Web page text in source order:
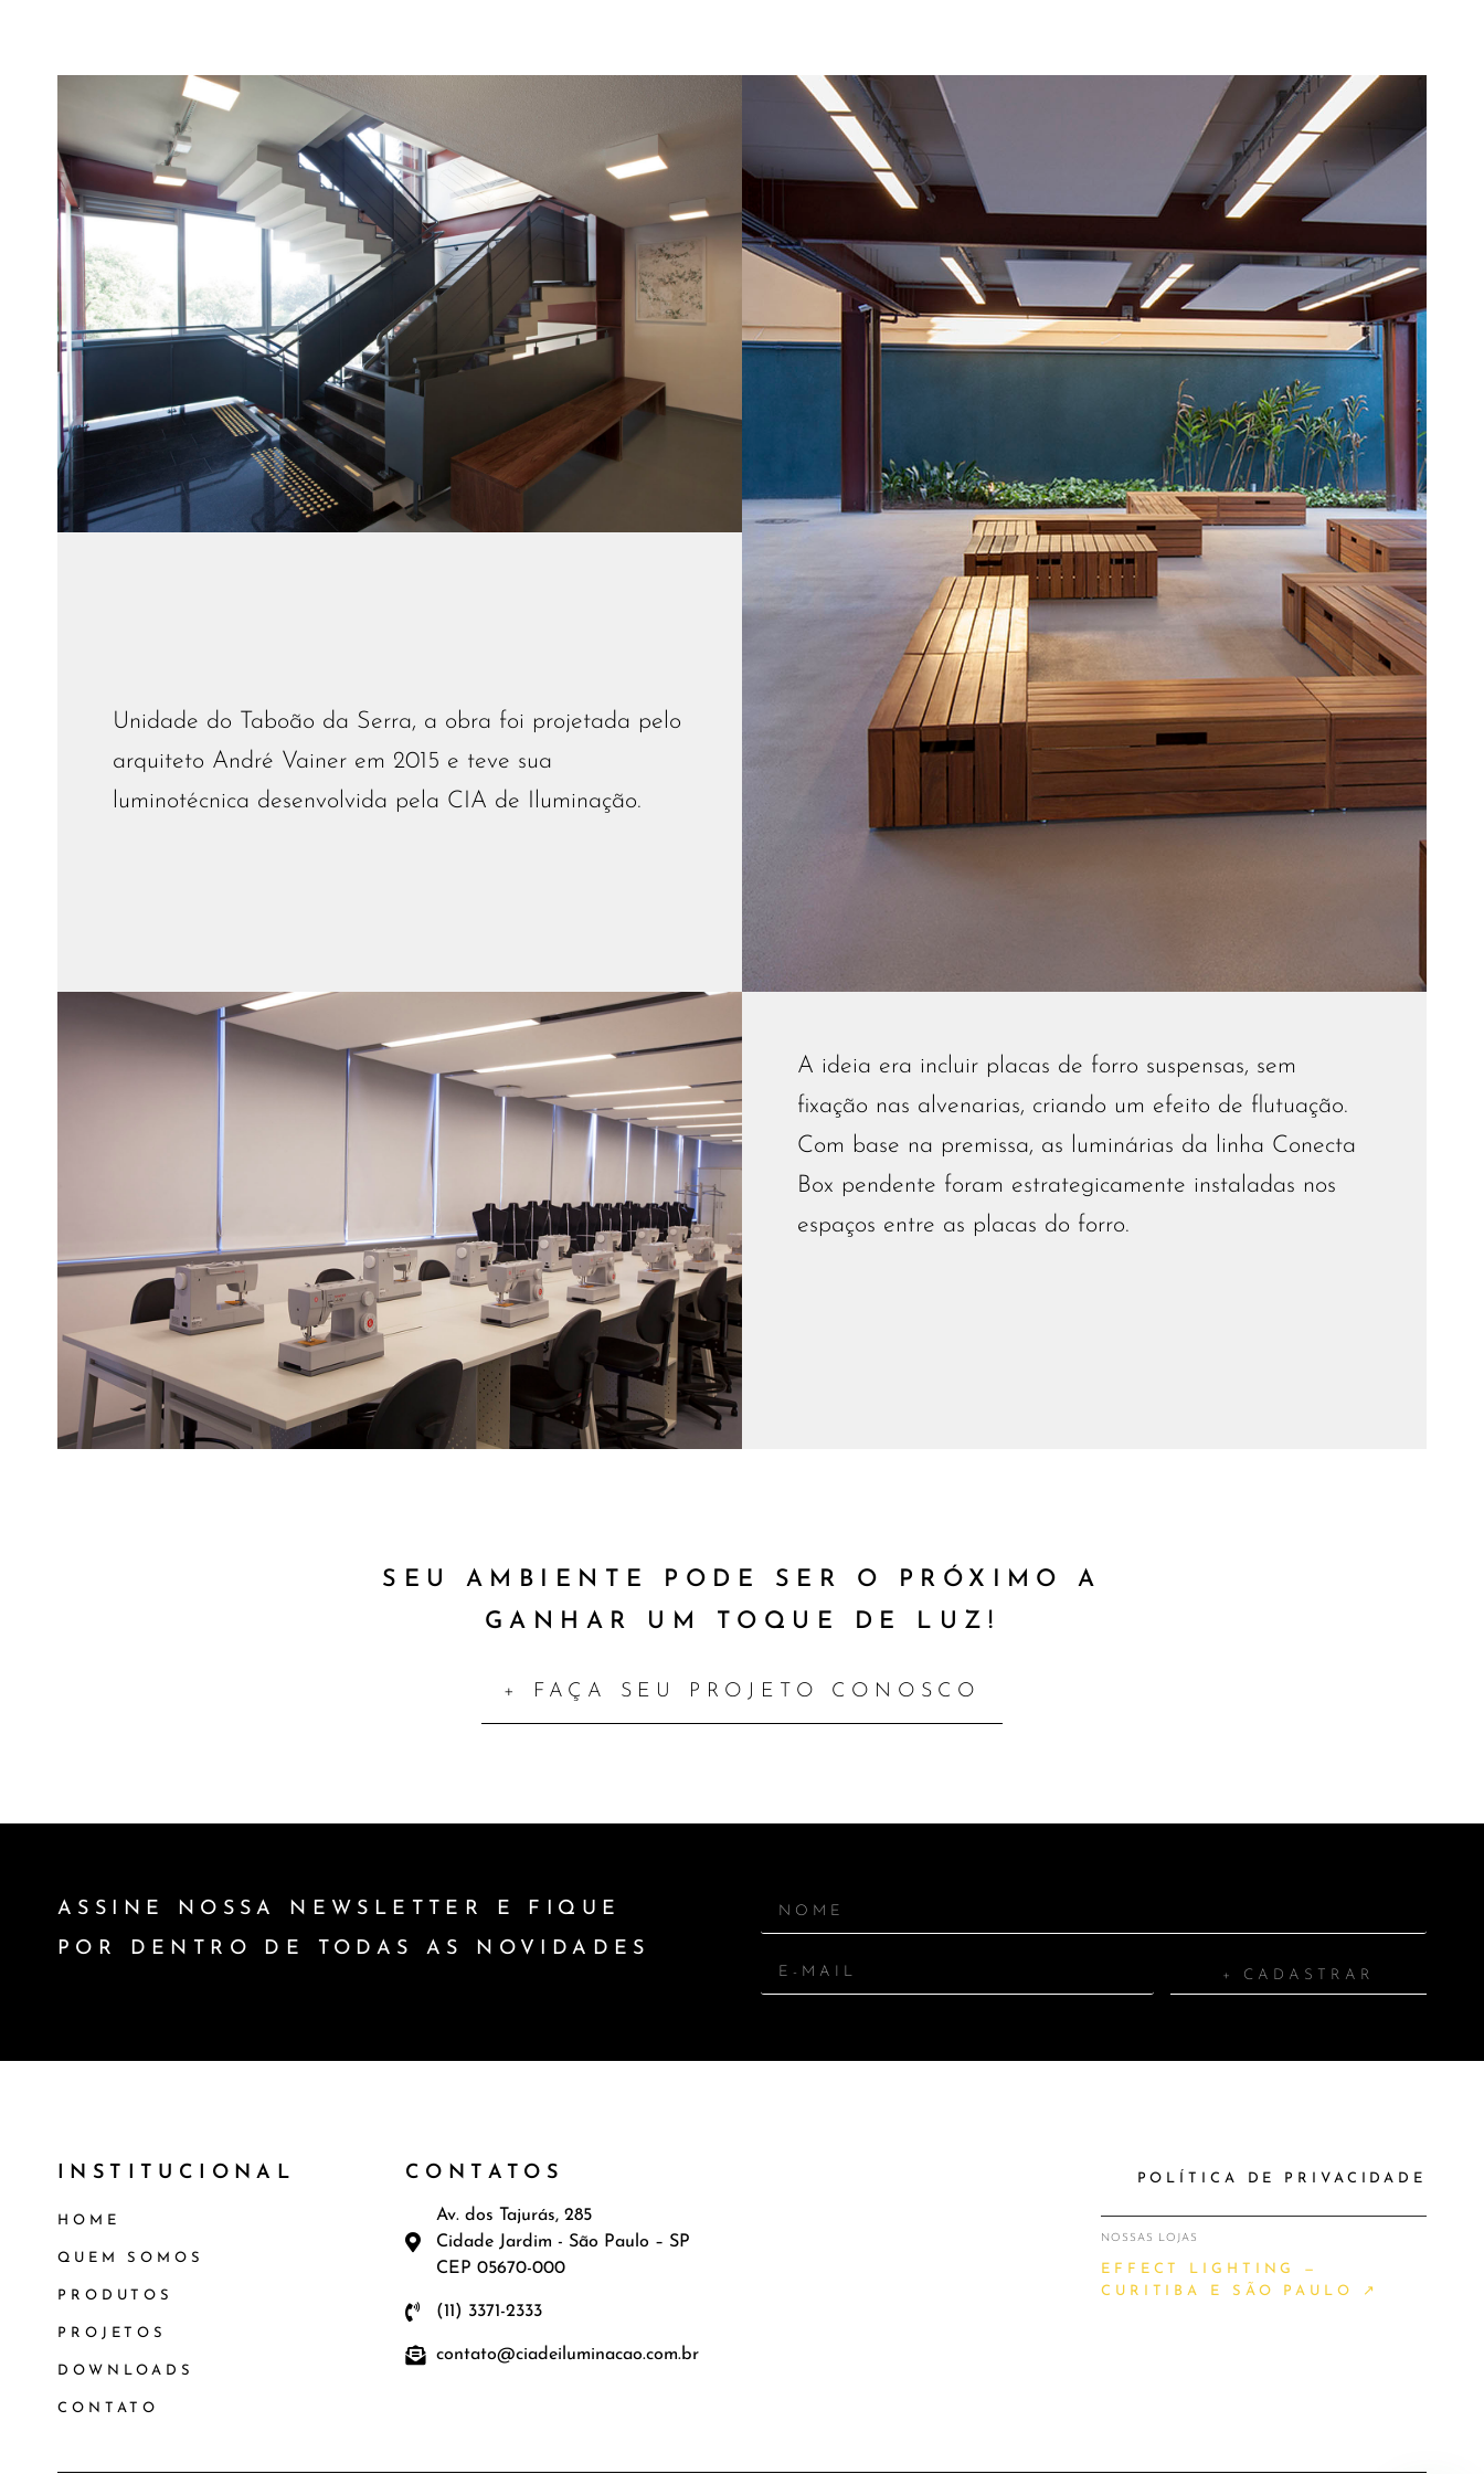
Unidade do Taboão da Serra, a obra foi projetada pelo
arquiteto André Vainer em 2015 e teve sua
luminotécnica desenvolvida pela CIA de Iluminação.
A ideia era incluir placas de forro suspensas, sem
fixação nas alvenarias, criando um efeito de flutuação.
Com base na premissa, as luminárias da linha Conecta
Box pendente foram estrategicamente instaladas nos
espaços entre as placas do forro.
SEU AMBIENTE PODE SER O PRÓXIMO A
GANHAR UM TOQUE DE LUZ!
+ FAÇA SEU PROJETO CONOSCO
ASSINE NOSSA NEWSLETTER E FIQUE
POR DENTRO DE TODAS AS NOVIDADES
+ CADASTRAR
INSTITUCIONAL
HOME
QUEM SOMOS
PRODUTOS
PROJETOS
DOWNLOADS
CONTATO
CONTATOS
Av. dos Tajurás, 285
Cidade Jardim - São Paulo – SP
CEP 05670-000
(11) 3371-2333
contato@ciadeiluminacao.com.br
POLÍTICA DE PRIVACIDADE
NOSSAS LOJAS
EFFECT LIGHTING —
CURITIBA E SÃO PAULO ↗